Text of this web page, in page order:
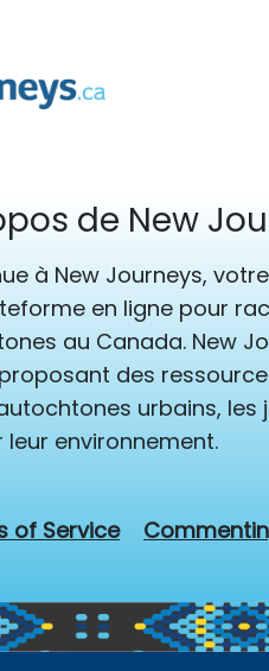
de New
à New Journeys,
en ligne pour
au Canada. New
des
urbains,
leur environnement.
of Service